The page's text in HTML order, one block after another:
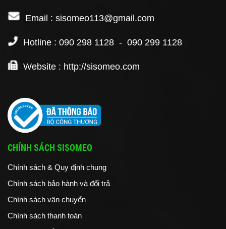
Email : sisomeo113@gmail.com
Hotline : 090 298 1128 - 090 299 1128
Website : http://sisomeo.com
CHÍNH SÁCH SISOMEO
Chính sách & Quy định chung
Chính sách bảo hành và đổi trả
Chính sách vận chuyển
Chính sách thanh toán